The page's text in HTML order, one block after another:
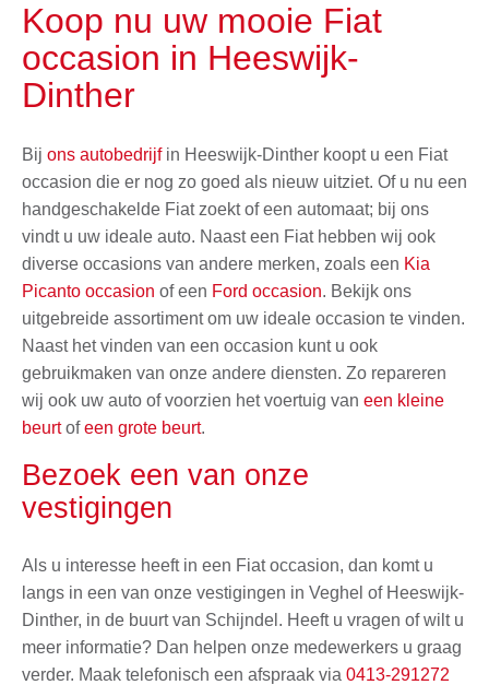
Koop nu uw mooie Fiat
occasion in Heeswijk-
Dinther
Bij ons autobedrijfin Heeswijk-Dinther koopt u een Fiat
occasion die er nog zo goed als nieuw uitziet. Of u nu een
handgeschakelde Fiat zoekt of een automaat; bij ons
vindt u uw ideale auto. Naast een Fiat hebben wij ook
diverse occasions van andere merken, zoals een Kia
Picanto occasion of een Ford occasion. Bekijk ons
uitgebreide assortiment om uw ideale occasion te vinden.
Naast het vinden van een occasion kunt u ook
gebruikmaken van onze andere diensten. Zo repareren
wij ook uw auto of voorzien het voertuig van een kleine
beurtofeen grote beurt.
Bezoek een van onze
vestigingen
Als u interesse heeft in een Fiat occasion, dan komt u
langs in een van onze vestigingen in Veghel of Heeswijk-
Dinther, in de buurt van Schijndel. Heeft u vragen of wilt u
meer informatie? Dan helpen onze medewerkers u graag
verder. Maak telefonisch een afspraak via 0413-291272